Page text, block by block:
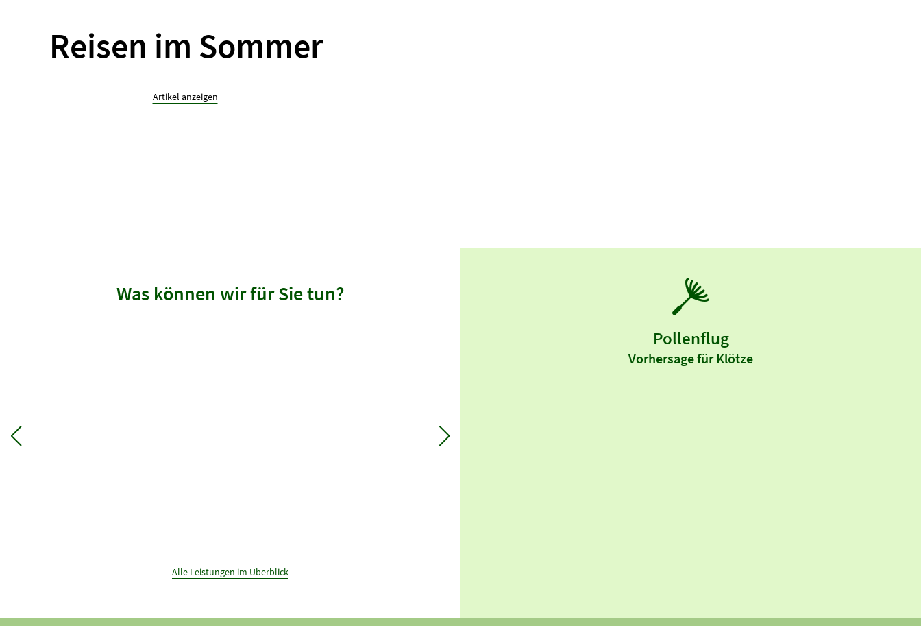
Reisen im Sommer
Artikel anzeigen
Was können wir für Sie tun?
Alle Leistungen im Überblick
Pollenflug
Vorhersage für Klötze